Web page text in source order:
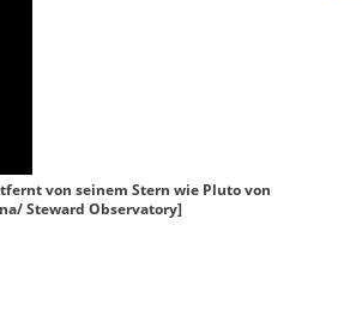
von seinem Stern wie Pluto von
Steward Observatory]